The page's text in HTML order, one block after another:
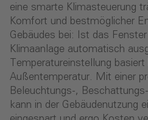
eine smarte Klimasteuerung
Komfort und bestmöglicher
Gebäudes bei: Ist das
Klimaanlage automatisch
Temperatureinstellung
Außentemperatur. Mit einer
Beleuchtungs-,
kann in der Gebäudenutzung